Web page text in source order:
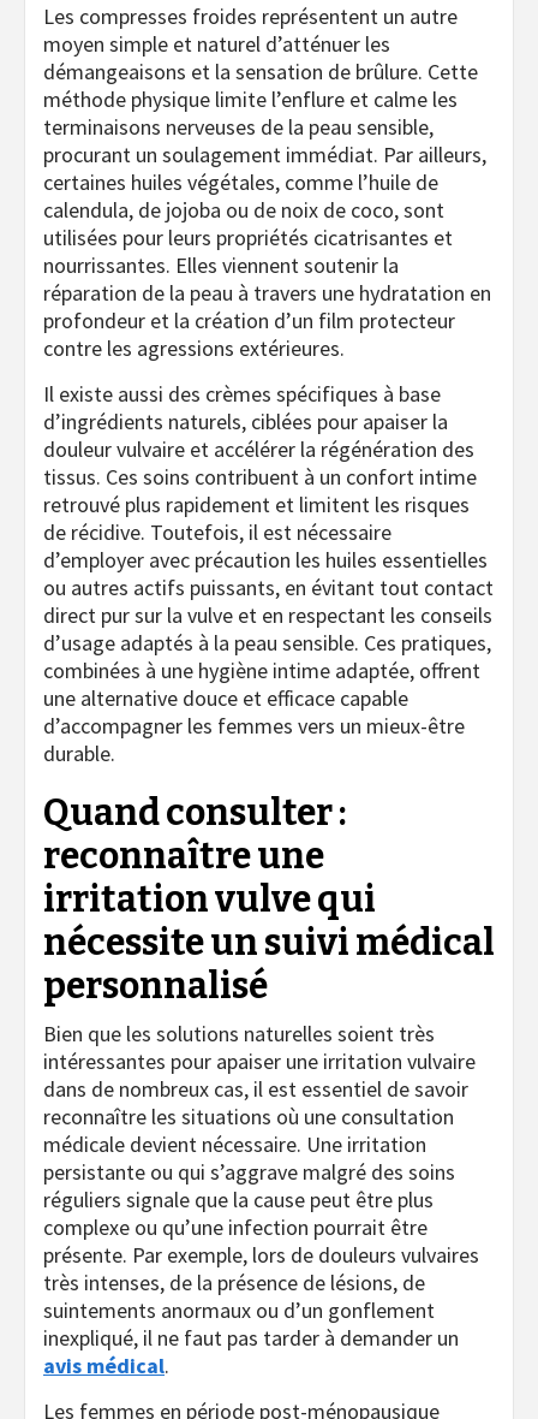
Les compresses froides représentent un autre
moyen simple et naturel d’atténuer les
démangeaisons et la sensation de brûlure. Cette
méthode physique limite l’enflure et calme les
terminaisons nerveuses de la peau sensible,
procurant un soulagement immédiat. Par ailleurs,
certaines huiles végétales, comme l’huile de
calendula, de jojoba ou de noix de coco, sont
utilisées pour leurs propriétés cicatrisantes et
nourrissantes. Elles viennent soutenir la
réparation de la peau à travers une hydratation en
profondeur et la création d’un film protecteur
contre les agressions extérieures.
Il existe aussi des crèmes spécifiques à base
d’ingrédients naturels, ciblées pour apaiser la
douleur vulvaire et accélérer la régénération des
tissus. Ces soins contribuent à un confort intime
retrouvé plus rapidement et limitent les risques
de récidive. Toutefois, il est nécessaire
d’employer avec précaution les huiles essentielles
ou autres actifs puissants, en évitant tout contact
direct pur sur la vulve et en respectant les conseils
d’usage adaptés à la peau sensible. Ces pratiques,
combinées à une hygiène intime adaptée, offrent
une alternative douce et efficace capable
d’accompagner les femmes vers un mieux-être
durable.
Quand consulter :
reconnaître une
irritation vulve qui
nécessite un suivi médical
personnalisé
Bien que les solutions naturelles soient très
intéressantes pour apaiser une irritation vulvaire
dans de nombreux cas, il est essentiel de savoir
reconnaître les situations où une consultation
médicale devient nécessaire. Une irritation
persistante ou qui s’aggrave malgré des soins
réguliers signale que la cause peut être plus
complexe ou qu’une infection pourrait être
présente. Par exemple, lors de douleurs vulvaires
très intenses, de la présence de lésions, de
suintements anormaux ou d’un gonflement
inexpliqué, il ne faut pas tarder à demander un
avis médical.
Les femmes en période post-ménopausique